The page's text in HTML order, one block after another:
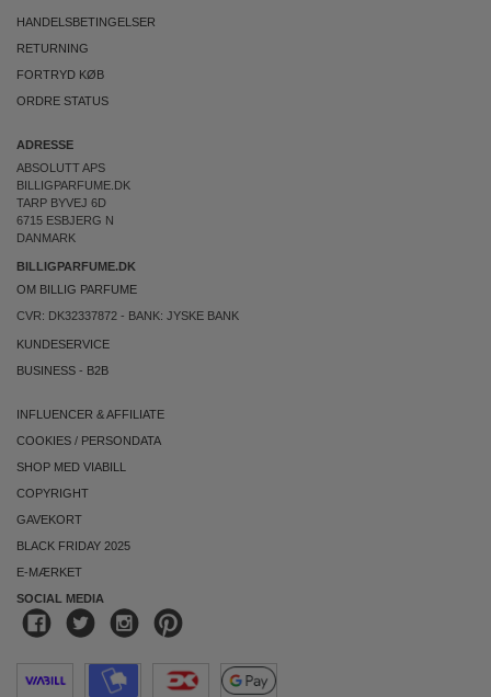
HANDELSBETINGELSER
RETURNING
FORTRYD KØB
ORDRE STATUS
ADRESSE
ABSOLUTT APS
BILLIGPARFUME.DK
TARP BYVEJ 6D
6715 ESBJERG N
DANMARK
BILLIGPARFUME.DK
OM BILLIG PARFUME
CVR: DK32337872 - BANK: JYSKE BANK
KUNDESERVICE
BUSINESS - B2B
INFLUENCER & AFFILIATE
COOKIES / PERSONDATA
SHOP MED VIABILL
COPYRIGHT
GAVEKORT
BLACK FRIDAY 2025
E-MÆRKET
SOCIAL MEDIA